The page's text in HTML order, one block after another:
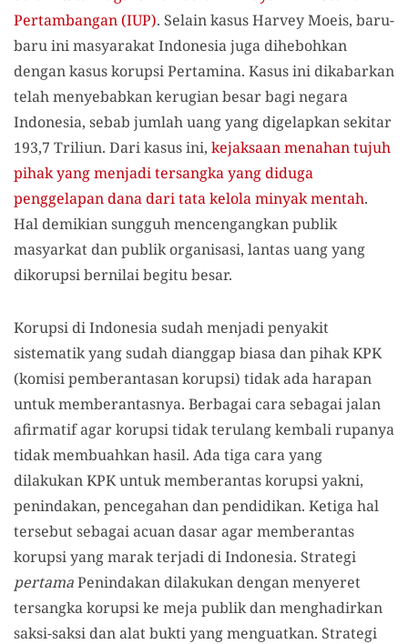
Pertambangan (IUP). Selain kasus Harvey Moeis, baru-
baru ini masyarakat Indonesia juga dihebohkan
dengan kasus korupsi Pertamina. Kasus ini dikabarkan
telah menyebabkan kerugian besar bagi negara
Indonesia, sebab jumlah uang yang digelapkan sekitar
193,7 Triliun. Dari kasus ini, kejaksaan menahan tujuh
pihak yang menjadi tersangka yang diduga
penggelapan dana dari tata kelola minyak mentah.
Hal demikian sungguh mencengangkan publik
masyarkat dan publik organisasi, lantas uang yang
dikorupsi bernilai begitu besar.
Korupsi di Indonesia sudah menjadi penyakit
sistematik yang sudah dianggap biasa dan pihak KPK
(komisi pemberantasan korupsi) tidak ada harapan
untuk memberantasnya. Berbagai cara sebagai jalan
afirmatif agar korupsi tidak terulang kembali rupanya
tidak membuahkan hasil. Ada tiga cara yang
dilakukan KPK untuk memberantas korupsi yakni,
penindakan, pencegahan dan pendidikan. Ketiga hal
tersebut sebagai acuan dasar agar memberantas
korupsi yang marak terjadi di Indonesia. Strategi
pertamaPenindakan dilakukan dengan menyeret
tersangka korupsi ke meja publik dan menghadirkan
saksi-saksi dan alat bukti yang menguatkan. Strategi